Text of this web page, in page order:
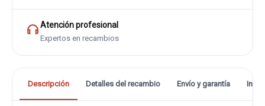
Atención profesional
Expertos en recambios
Descripción Detalles del recambio Envío y garantía